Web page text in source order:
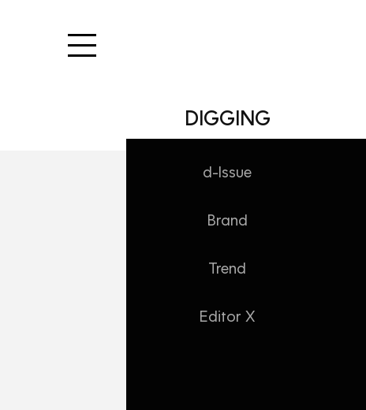
DIGGING
d-Issue
Brand
Trend
Editor X
INSIDE/NEWS
대홍기획 1월 새 소식